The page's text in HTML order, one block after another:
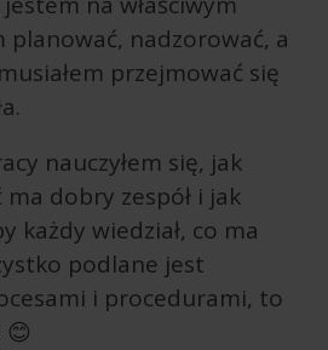
planować, nadzorować, a
przejmować się
nauczyłem się, jak
dobry zespół i jak
każdy wiedział, co ma
podlane jest
i procedurami, to